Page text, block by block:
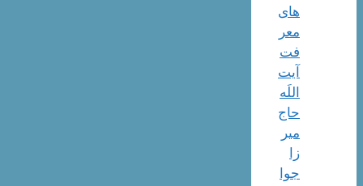
های
معر
فت
آیت
اللَه
حاج
میر
زا
جوا